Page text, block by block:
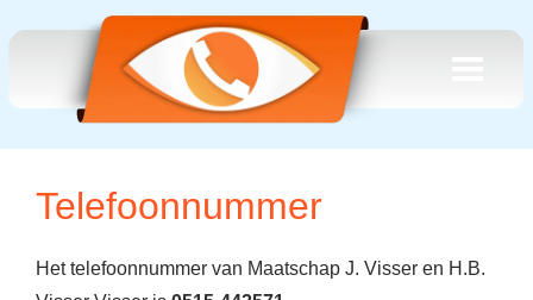
Telefoonnummer
Het telefoonnummer van Maatschap J. Visser en H.B.